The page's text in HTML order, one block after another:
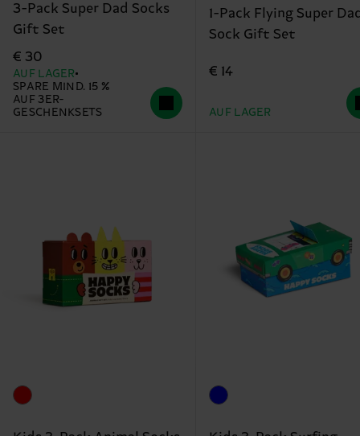
3-Pack Super Dad Socks
Gift Set
€ 30
AUF LAGER
SPARE MIND. 15 %
AUF 3ER-
GESCHENKSETS
1-Pack Flying Super
Sock Gift Set
€ 14
AUF LAGER